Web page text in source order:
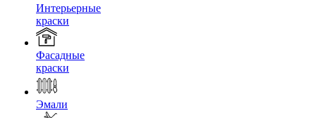
Интерьерные
краски
Фасадные
краски
Эмали